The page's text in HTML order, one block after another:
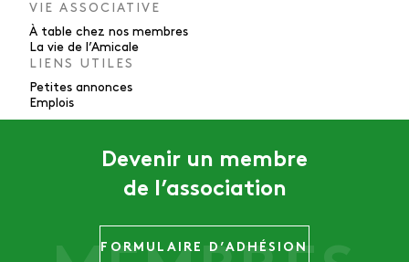
VIE ASSOCIATIVE
À table chez nos membres
La vie de l’Amicale
LIENS UTILES
Petites annonces
Emplois
Devenir un membre
de l’association
FORMULAIRE D’ADHÉSION